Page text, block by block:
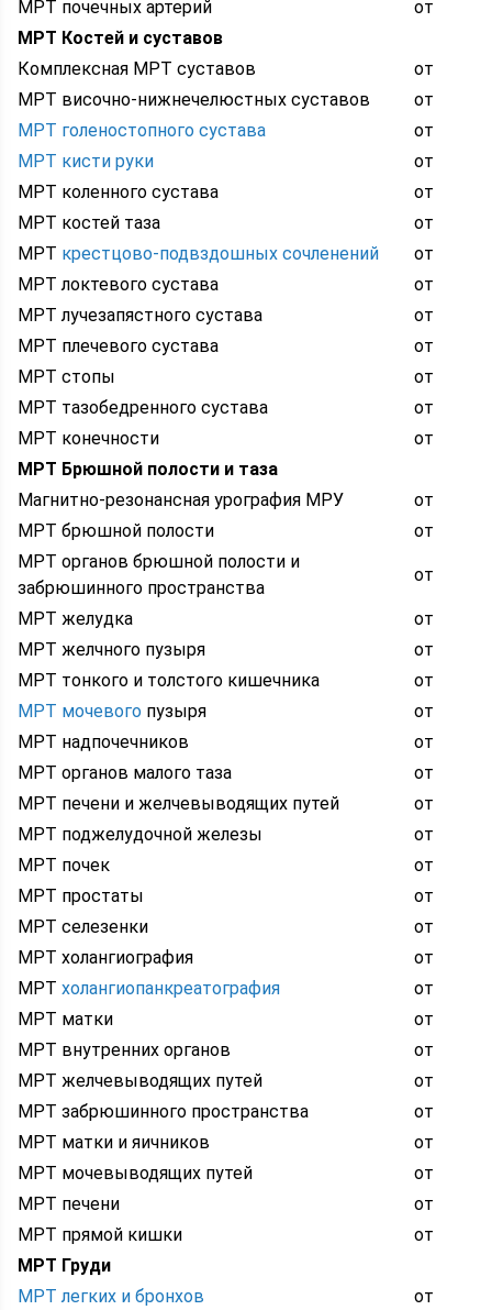
МРТ почечных артерий
от
МРТ Костей и суставов
Комплексная МРТ суставов
от
МРТ височно-нижнечелюстных суставов
от
МРТ голеностопного сустава
от
МРТ кисти руки
от
МРТ коленного сустава
от
МРТ костей таза
от
МРТ крестцово-подвздошных сочленений
от
МРТ локтевого сустава
от
МРТ лучезапястного сустава
от
МРТ плечевого сустава
от
МРТ стопы
от
МРТ тазобедренного сустава
от
МРТ конечности
от
МРТ Брюшной полости и таза
Магнитно-резонансная урография МРУ
от
МРТ брюшной полости
от
МРТ органов брюшной полости и
забрюшинного пространства
от
МРТ желудка
от
МРТ желчного пузыря
от
МРТ тонкого и толстого кишечника
от
МРТ мочевого пузыря
от
МРТ надпочечников
от
МРТ органов малого таза
от
МРТ печени и желчевыводящих путей
от
МРТ поджелудочной железы
от
МРТ почек
от
МРТ простаты
от
МРТ селезенки
от
МРТ холангиография
от
МРТхолангиопанкреатография
от
МРТ матки
от
МРТ внутренних органов
от
МРТ желчевыводящих путей
от
МРТ забрюшинного пространства
от
МРТ матки и яичников
от
МРТ мочевыводящих путей
от
МРТ печени
от
МРТ прямой кишки
от
МРТ Груди
МРТ легких и бронхов
от